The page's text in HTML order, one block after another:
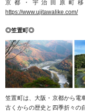
京都・宇治田原町
https://www.ujitawalike.com/
◎笠置町◎
笠置町は、大阪・京都から電
古くからの歴史と四季折々の